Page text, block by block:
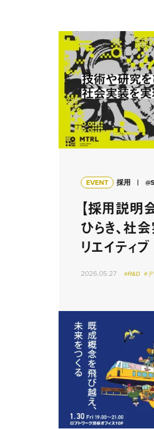
EVENT 採用
【採用説明
ひらき、社
リエイティブ
2026.05.27 #R&D #